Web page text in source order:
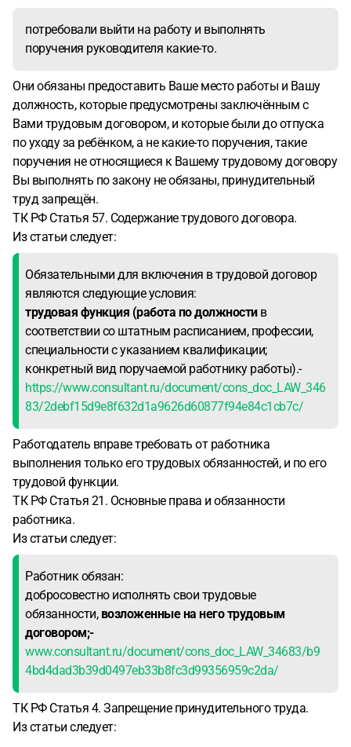
потребовали выйти на работу и выполнять
поручения руководителя какие-то.
Они обязаны предоставить Ваше место работы и Вашу
должность, которые предусмотрены заключённым с
Вами трудовым договором, и которые были до отпуска
по уходу за ребёнком, а не какие-то поручения, такие
поручения не относящиеся к Вашему трудовому договору
Вы выполнять по закону не обязаны, принудительный
труд запрещён.
ТК РФ Статья 57. Содержание трудового договора.
Из статьи следует:
Обязательными для включения в трудовой договор
являются следующие условия:
трудовая функция (работа по должностив
соответствии со штатным расписанием, профессии,
специальности с указанием квалификации;
конкретный вид поручаемой работнику работы).-
https://www.consultant.ru/document/cons_doc_LAW_346
83/2debf15d9e8f632d1a9626d60877f94e84c1cb7c/
Работодатель вправе требовать от работника
выполнения только его трудовых обязанностей, и по его
трудовой функции.
ТК РФ Статья 21. Основные права и обязанности
работника.
Из статьи следует:
Работник обязан:
добросовестно исполнять свои трудовые
обязанности, возложенные на него трудовым
договором;-
www.consultant.ru/document/cons_doc_LAW_34683/b9
4bd4dad3b39d0497eb33b8fc3d99356959c2da/
ТК РФ Статья 4. Запрещение принудительного труда.
Из статьи следует: